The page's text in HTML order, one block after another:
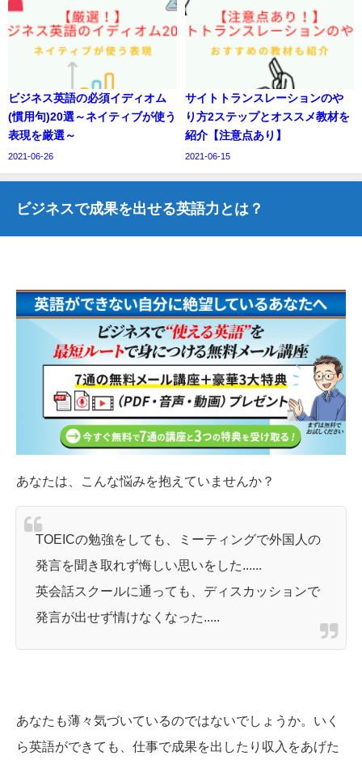
ビジネス英語の必須イディオム
(慣用句)20選～ネイティブが使う
表現を厳選～
2021-06-26
サイトトランスレーションのや
り方2ステップとオススメ教材を
紹介【注意点あり】
2021-06-15
ビジネスで成果を出せる英語力とは？
あなたは、こんな悩みを抱えていませんか？
TOEICの勉強をしても、ミーティングで外国人の
発言を聞き取れず悔しい思いをした......
英会話スクールに通っても、ディスカッションで
発言が出せず情けなくなった.....
あなたも薄々気づいているのではないでしょうか。いく
ら英語ができても、仕事で成果を出したり収入をあげた